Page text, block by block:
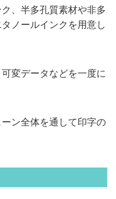
、半多孔質素材や非多
ノールインクを用意し
変データなどを一度に
ン全体を通して印字の